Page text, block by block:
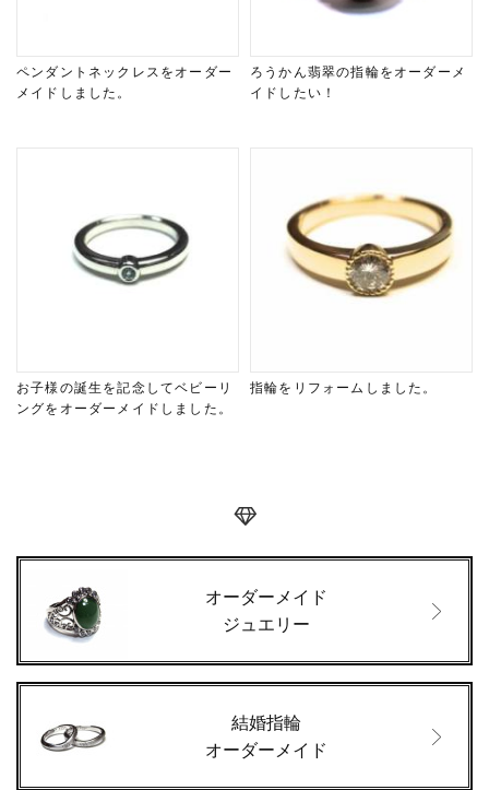
ペンダントネックレスをオーダー
メイドしました。
ろうかん翡翠の指輪をオーダーメ
イドしたい！
お子様の誕生を記念してベビーリ
ングをオーダーメイドしました。
指輪をリフォームしました。
オーダーメイド
ジュエリー
結婚指輪
オーダーメイド